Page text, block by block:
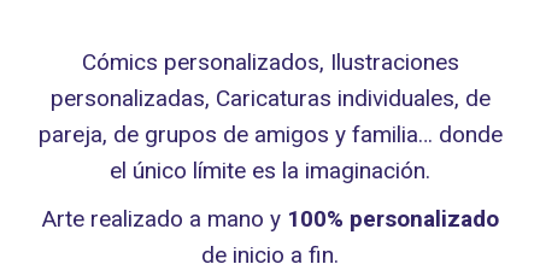
Cómics personalizados, Ilustraciones
personalizadas, Caricaturas individuales, de
pareja, de grupos de amigos y familia… donde
el único límite es la imaginación.
Arte realizado a mano y 100% personalizado
de inicio a fin.